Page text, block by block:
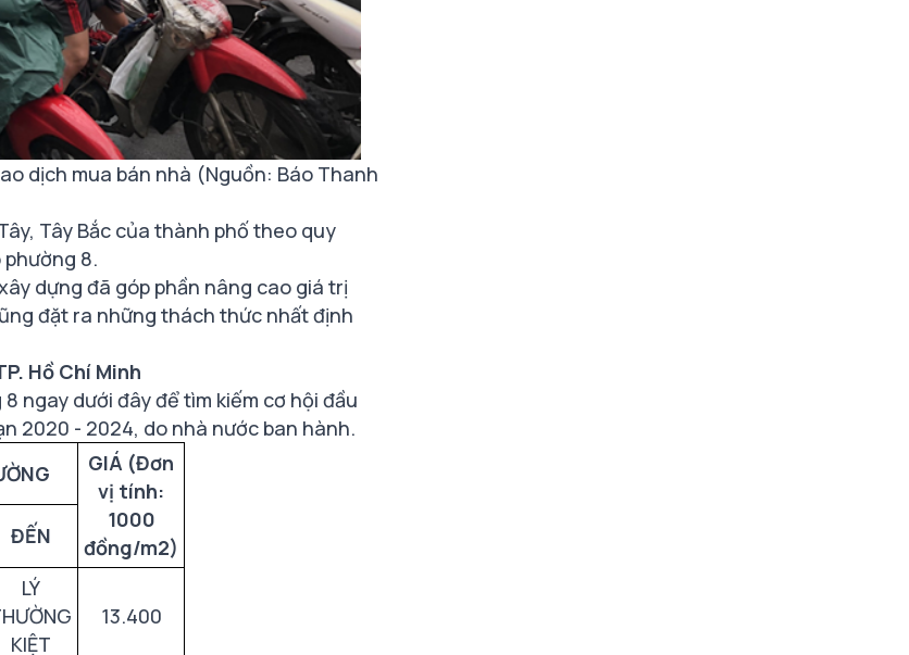
dịch mua bán nhà (Nguồn: Báo Thanh
Tây Bắc của thành phố theo quy
8.
dựng đã góp phần nâng cao giá trị
đặt ra những thách thức nhất định
Hồ Chí Minh
ngay dưới đây để tìm kiếm cơ hội đầu
2020 - 2024, do nhà nước ban hành.
GIÁ (Đơn
vị tính:
1000
đồng/m2)
ĐẾN
LÝ
KIỆT
13.400